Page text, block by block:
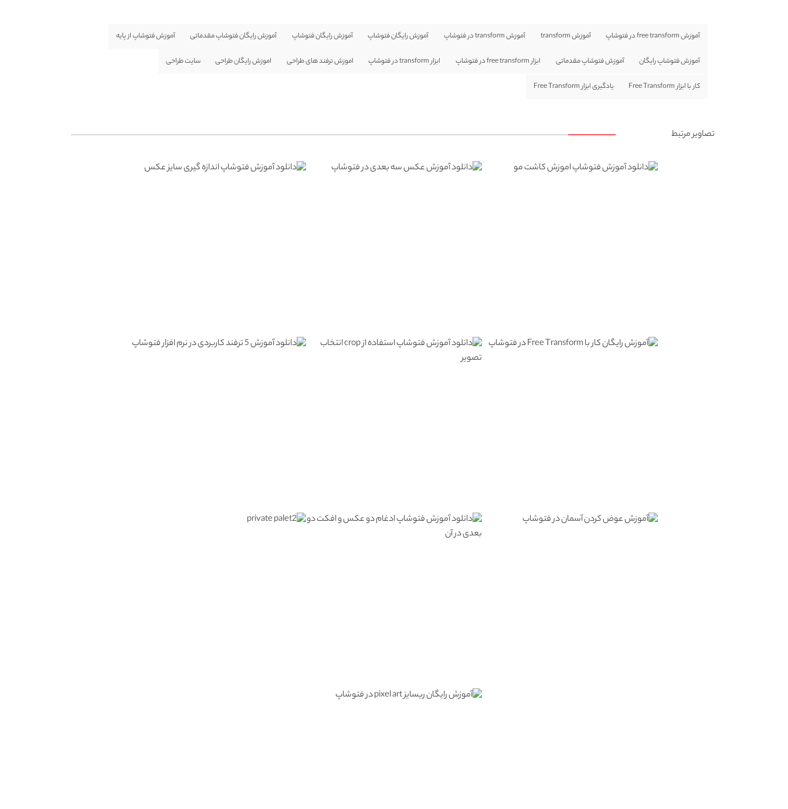
آموزش free transform در فتوشاپ آموزش transform آموزش transform در فتوشاپ آموزش رايگان فتوشاپ آموزش رایگان فتوشاپ آموزش رایگان فتوشاپ مقدماتی آموزش فتوشاپ از پایه
آموزش فتوشاپ رایگان آموزش فتوشاپ مقدماتی ابزار free transform در فتوشاپ ابزار transform در فتوشاپ اموزش ترفند های طراحی اموزش رایگان طراحی سایت طراحی
کار با ابزار Free Transform یادگیری ابزار Free Transform
تصاویر مرتبط